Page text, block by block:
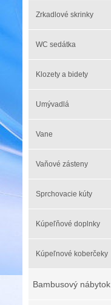
Zrkadlové skrinky
WC sedátka
Klozety a bidety
Umývadlá
Vane
Vaňové zásteny
Sprchovacie kúty
Kúpeľňové doplnky
Kúpeľnové koberčeky
Bambusový nábytok